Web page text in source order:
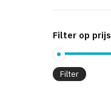
Filter op prijs
Filter